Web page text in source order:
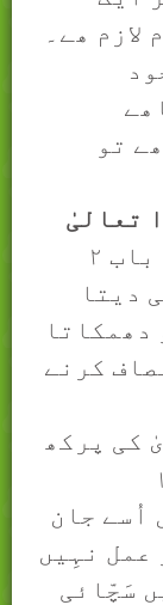
ھے۔
تو
تعالیٰ
باب ۲
دیتا
دھمکاتا
کرنے
کی پرکھ
۱
اُسے جان
عمل نہِیں
سَچّائی